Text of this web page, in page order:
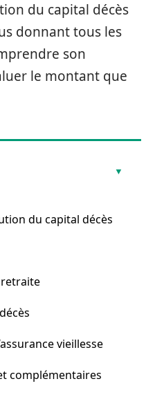
du capital décès
donnant tous les
son
le montant que
du capital décès
retraite
vieillesse
complémentaires